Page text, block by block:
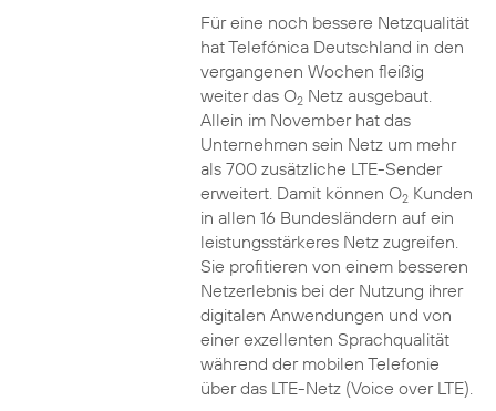
Für eine noch bessere Netzqualität
hat Telefónica Deutschland in den
vergangenen Wochen fleißig
weiter das O2Netz ausgebaut.
Allein im November hat das
Unternehmen sein Netz um mehr
als 700 zusätzliche LTE-Sender
erweitert. Damit können O2Kunden
in allen 16 Bundesländern auf ein
leistungsstärkeres Netz zugreifen.
Sie profitieren von einem besseren
Netzerlebnis bei der Nutzung ihrer
digitalen Anwendungen und von
einer exzellenten Sprachqualität
während der mobilen Telefonie
über das LTE-Netz (Voice over LTE).